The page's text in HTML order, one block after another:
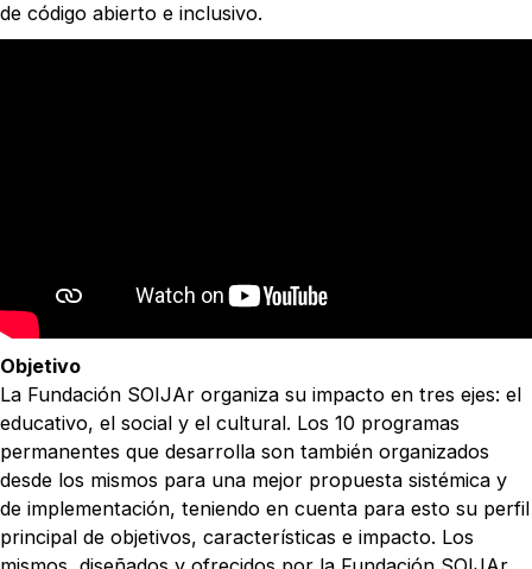
de código abierto e inclusivo.
Objetivo
La Fundación SOIJAr organiza su impacto en tres ejes: el
educativo, el social y el cultural. Los 10 programas
permanentes que desarrolla son también organizados
desde los mismos para una mejor propuesta sistémica y
de implementación, teniendo en cuenta para esto su perfil
principal de objetivos, características e impacto. Los